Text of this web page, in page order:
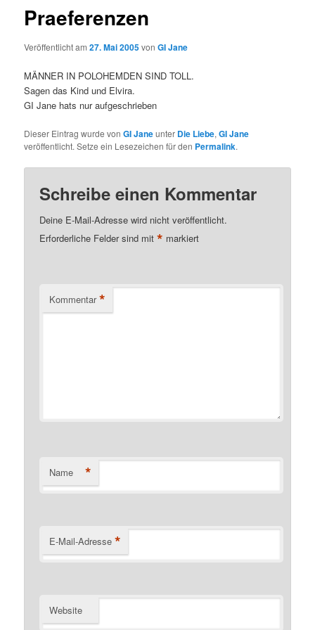
Praeferenzen
Veröffentlicht am27. Mai 2005vonGI Jane
MÄNNER IN POLOHEMDEN SIND TOLL.
Sagen das Kind und Elvira.
GI Jane hats nur aufgeschrieben
Dieser Eintrag wurde vonGI Janeunter Die Liebe,GI Jane
veröffentlicht. Setze ein Lesezeichen für den Permalink.
Schreibe einen Kommentar
Deine E-Mail-Adresse wird nicht veröffentlicht.
Erforderliche Felder sind mit* markiert
Kommentar *
Name *
E-Mail-Adresse *
Website